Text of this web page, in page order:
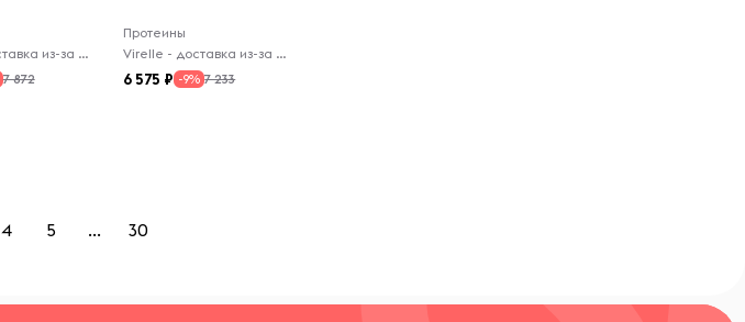
Virelle - доставка из-за рубежа
7 872
Протеины
Virelle - доставка из-за рубежа
6 575 -9% 7 233
4 5 ... 30